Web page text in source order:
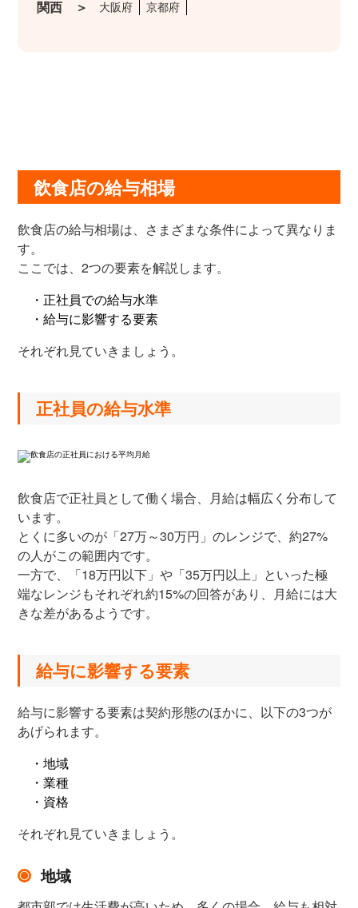
関西 ＞ 大阪府 京都府
飲食店の給与相場
飲食店の給与相場は、さまざまな条件によって異なりま
す。
ここでは、2つの要素を解説します。
・正社員での給与水準
・給与に影響する要素
それぞれ見ていきましょう。
正社員の給与水準
飲食店で正社員として働く場合、月給は幅広く分布して
います。
とくに多いのが「27万～30万円」のレンジで、約27%
の人がこの範囲内です。
一方で、「18万円以下」や「35万円以上」といった極
端なレンジもそれぞれ約15%の回答があり、月給には大
きな差があるようです。
給与に影響する要素
給与に影響する要素は契約形態のほかに、以下の3つが
あげられます。
・地域
・業種
・資格
それぞれ見ていきましょう。
地域